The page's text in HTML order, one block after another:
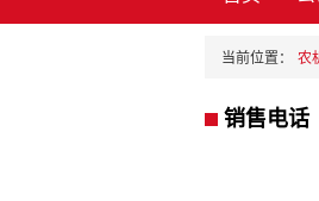
当前位置： 农
销售电话